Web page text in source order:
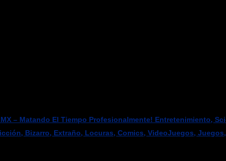
– Matando El Tiempo Profesionalmente! Entretenimiento,
Bizarro, Extraño, Locuras, Comics, VideoJuegos,